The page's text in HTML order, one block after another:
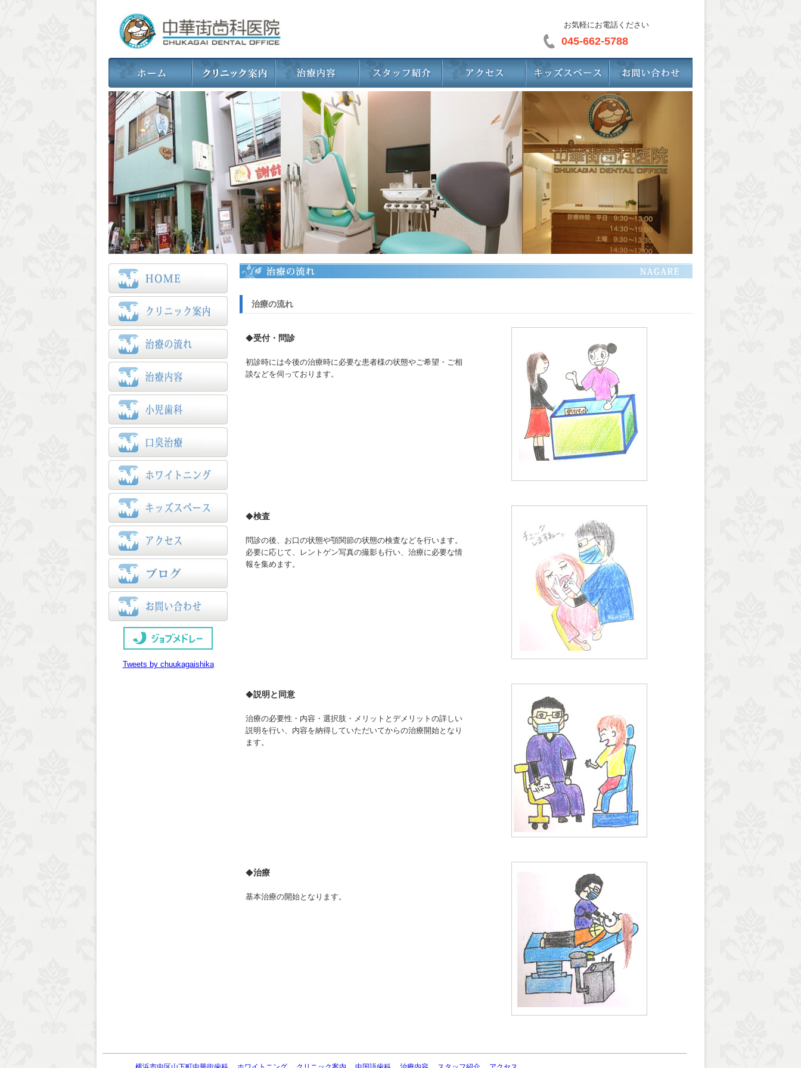
お気軽にお電話ください
045-662-5788
Tweets by chuukagaishika
治療の流れ
◆受付・問診
初診時には今後の治療時に必要な患者様の状態やご希望・ご相
談などを伺っております。
◆検査
問診の後、お口の状態や顎関節の状態の検査などを行います。
必要に応じて、レントゲン写真の撮影も行い、治療に必要な情
報を集めます。
◆説明と同意
治療の必要性・内容・選択肢・メリットとデメリットの詳しい
説明を行い、内容を納得していただいてからの治療開始となり
ます。
◆治療
基本治療の開始となります。